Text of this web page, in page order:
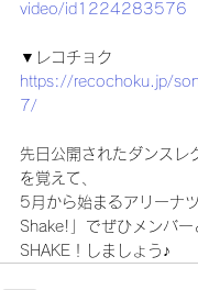
video/id1224283576
▼レコチョク
https://recochoku.jp/
7/
先日公開されたダンスレ
を覚えて、
5月から始まるアリーナ
Shake!」でぜひメンバー
SHAKE！しましょう♪